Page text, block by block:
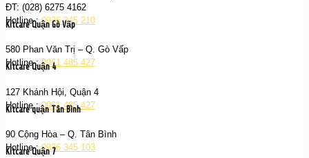
ĐT: (028) 6275 4162
Hotline :0936 345 210
Kitcare Quận Gò Vấp
580 Phan Văn Trị – Q. Gò Vấp
Hotline :0961 485 427
Kitcare Quận 4
127 Khánh Hội, Quận 4
Hotline :0961 485 427
Kitcare quận Tân Bình
90 Cộng Hòa – Q. Tân Bình
Hotline :0936 345 103
Kitcare Quận 7